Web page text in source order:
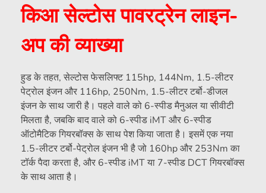
किआ सेल्टोस पावरट्रेन लाइन-
अप की व्याख्या
हुड के तहत, सेल्टोस फेसलिफ्ट 115hp, 144Nm, 1.5-लीटर
पेट्रोल इंजन और 116hp, 250Nm, 1.5-लीटर टर्बो-डीजल
इंजन के साथ जारी है। पहले वाले को 6-स्पीड मैनुअल या सीवीटी
मिलता है, जबकि बाद वाले को 6-स्पीड iMT और 6-स्पीड
ऑटोमैटिक गियरबॉक्स के साथ पेश किया जाता है। इसमें एक नया
1.5-लीटर टर्बो-पेट्रोल इंजन भी है जो 160hp और 253Nm का
टॉर्क पैदा करता है, और 6-स्पीड iMT या 7-स्पीड DCT गियरबॉक्स
के साथ आता है।